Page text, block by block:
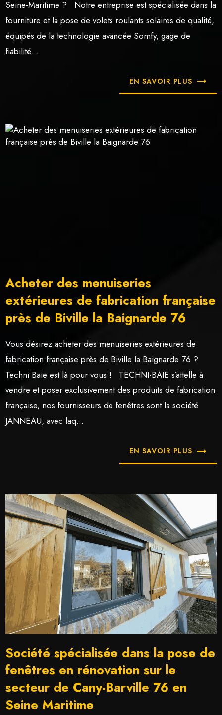
Seine-Maritime ? Notre entreprise est spécialisée dans la
fourniture et la pose de volets roulants solaires de qualité,
équipés de la technologie avancée Somfy, gage de
fiabilité...
EN SAVOIR PLUS
Acheter des menuiseries
extérieures de fabrication française
près de Biville la Baignarde 76
Vous désirez acheter des menuiseries extérieures de
fabrication française près de Biville la Baignarde 76 ?
Techni Baie est là pour vous ! TECHNI-BAIE s’attelle à
vendre et poser exclusivement des produits de fabrication
française, nos fournisseurs de fenêtres sont la société
JANNEAU, avec laq...
EN SAVOIR PLUS
Société spécialisée dans la pose de
fenêtres en rénovation sur le
secteur de Cany-Barville 76 en
Seine Maritime